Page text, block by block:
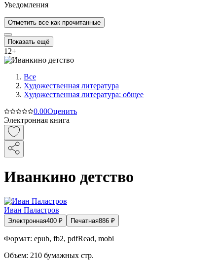
Уведомления
Отметить все как прочитанные
Показать ещё
12+
Все
Художественная литература
Художественная литература: общее
0.00Оценить
Электронная книга
Иванкино детство
Иван Паластров
Электронная400 ₽ Печатная886 ₽
Формат: epub, fb2, pdfRead, mobi
Объем: 210 бумажных стр.